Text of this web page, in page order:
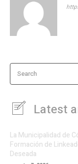
Search
Latest
La Municipalidad de
Formación de
Deseada